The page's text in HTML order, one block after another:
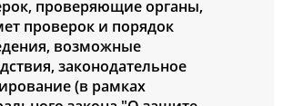
проверяющие органы,
проверок и порядок
возможные
законодательное
(в рамках